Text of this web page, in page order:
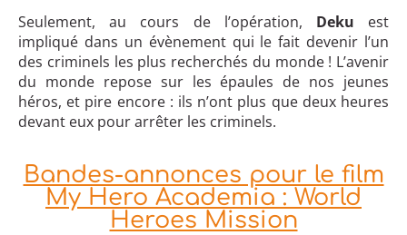
Seulement, au cours de l’opération, Deku est
impliqué dans un évènement qui le fait devenir l’un
des criminels les plus recherchés du monde ! L’avenir
du monde repose sur les épaules de nos jeunes
héros, et pire encore : ils n’ont plus que deux heures
devant eux pour arrêter les criminels.
Bandes-annonces pour le film
My Hero Academia : World
Heroes Mission